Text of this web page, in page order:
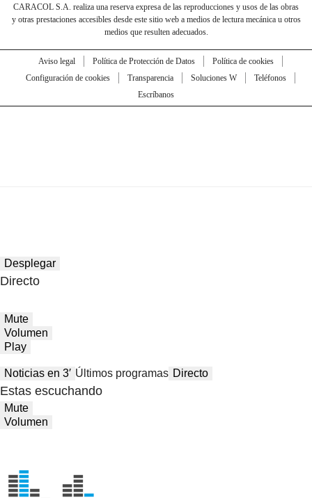
CARACOL S.A. realiza una reserva expresa de las reproducciones y usos de las obras
y otras prestaciones accesibles desde este sitio web a medios de lectura mecánica u otros
medios que resulten adecuados.
Aviso legal Política de Protección de Datos
Política de cookies
Configuración de cookies
Transparencia Soluciones W
Teléfonos
Escríbanos
Desplegar
Directo
Mute
Volumen
Play
Noticias en 3′ Últimos programas Directo
Estas escuchando
Mute
Volumen